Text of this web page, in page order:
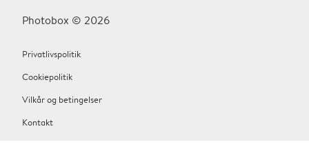
Photobox © 2026
Privatlivspolitik
Cookiepolitik
Vilkår og betingelser
Kontakt